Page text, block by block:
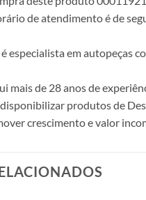
de atendimento é de
especialista em autopeças
mais de 28 anos de
produtos de
crescimento e valor